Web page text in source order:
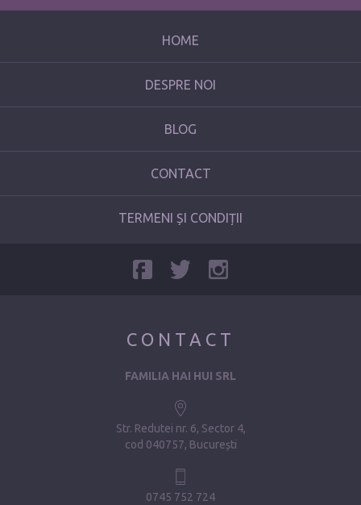
HOME
DESPRE NOI
BLOG
CONTACT
TERMENI ȘI CONDIȚII
CONTACT
FAMILIA HAI HUI SRL
Str. Redutei nr. 6, Sector 4
cod 040757, București
0745 752 724